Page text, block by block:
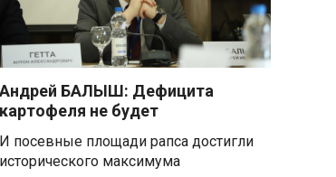
В ООН осудили атаки,
приведшие к гибели детей в
Белгородской области и под
Геленджиком
Пять месяцев один на
отбивал атаки ВСУ под ударами
дронов
Андрей БАЛЫШ: Дефицита
картофеля не будет
И посевные площади рапса достигли
исторического максимума